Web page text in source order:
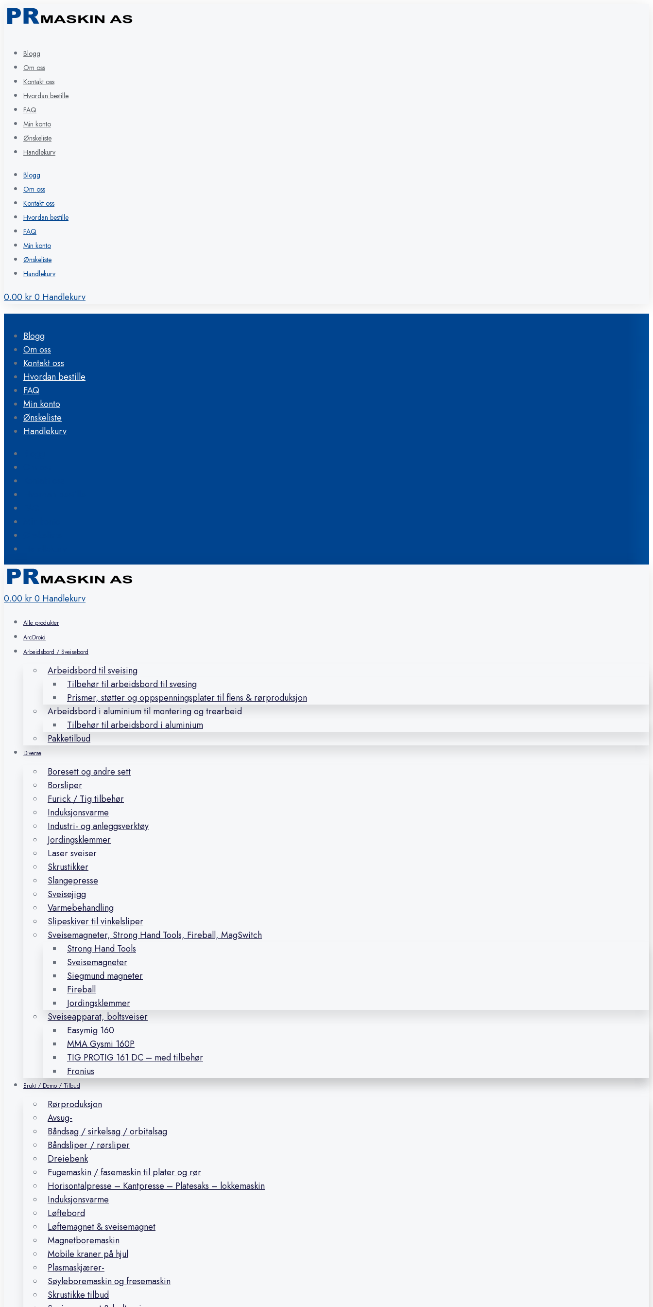
Blogg
Om oss
Kontakt oss
Hvordan bestille
FAQ
Min konto
Ønskeliste
Handlekurv
Blogg
Om oss
Kontakt oss
Hvordan bestille
FAQ
Min konto
Ønskeliste
Handlekurv
0.00kr0Handlekurv
Blogg
Om oss
Kontakt oss
Hvordan bestille
FAQ
Min konto
Ønskeliste
Handlekurv
0.00 kr0 Handlekurv
Alle produkter
ArcDroid
Arbeidsbord / Sveisebord
Arbeidsbord til sveising
Tilbehør til arbeidsbord til svesing
Prismer, støtter og oppspenningsplater til flens & rørproduksjon
Arbeidsbord i aluminium til montering og trearbeid
Tilbehør til arbeidsbord i aluminium
Pakketilbud
Diverse
Boresett og andre sett
Borsliper
Furick / Tig tilbehør
Induksjonsvarme
Industri- og anleggsverktøy
Jordingsklemmer
Laser sveiser
Skrustikker
Slangepresse
Sveisejigg
Varmebehandling
Slipeskiver til vinkelsliper
Sveisemagneter, Strong Hand Tools, Fireball, MagSwitch
Strong Hand Tools
Sveisemagneter
Siegmund magneter
Fireball
Jordingsklemmer
Sveiseapparat, boltsveiser
Easymig 160
MMA Gysmi 160P
TIG PROTIG 161 DC – med tilbehør
Fronius
Brukt / Demo / Tilbud
Rørproduksjon
Avsug-
Båndsag / sirkelsag / orbitalsag
Båndsliper / rørsliper
Dreiebenk
Fugemaskin / fasemaskin til plater og rør
Horisontalpresse – Kantpresse – Platesaks – lokkemaskin
Induksjonsvarme
Løftebord
Løftemagnet & sveisemagnet
Magnetboremaskin
Mobile kraner på hjul
Plasmaskjærer-
Søyleboremaskin og fresemaskin
Skrustikke tilbud